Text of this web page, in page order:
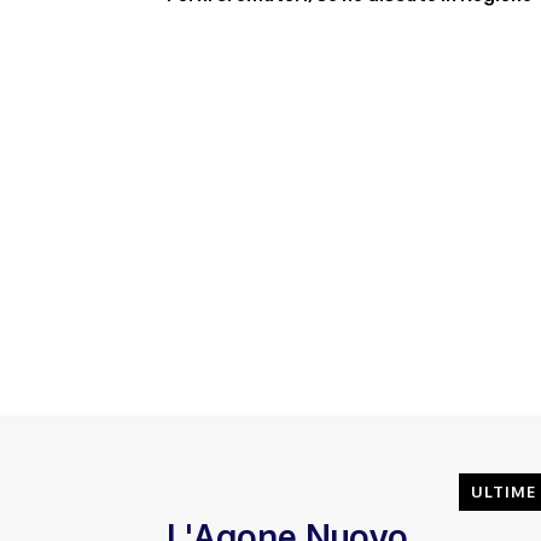
ULTIME